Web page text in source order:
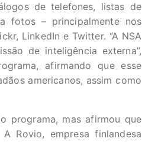
de telefones, listas de
fotos – principalmente nos
LinkedIn e Twitter. “A NSA
de inteligência externa”,
afirmando que esse
americanos, assim como
programa, mas afirmou que
Rovio, empresa finlandesa